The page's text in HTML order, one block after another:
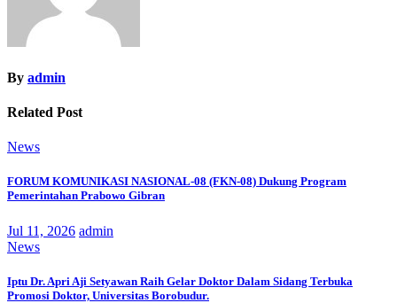
By admin
Related Post
News
FORUM KOMUNIKASI NASIONAL-08 (FKN-08) Dukung Program
Pemerintahan Prabowo Gibran
Jul 11, 2026 admin
News
Iptu Dr. Apri Aji Setyawan Raih Gelar Doktor Dalam Sidang Terbuka
Promosi Doktor, Universitas Borobudur.